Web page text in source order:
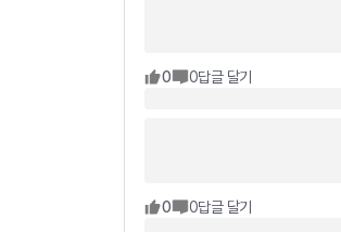
0 0답글 달기
0 0답글 달기